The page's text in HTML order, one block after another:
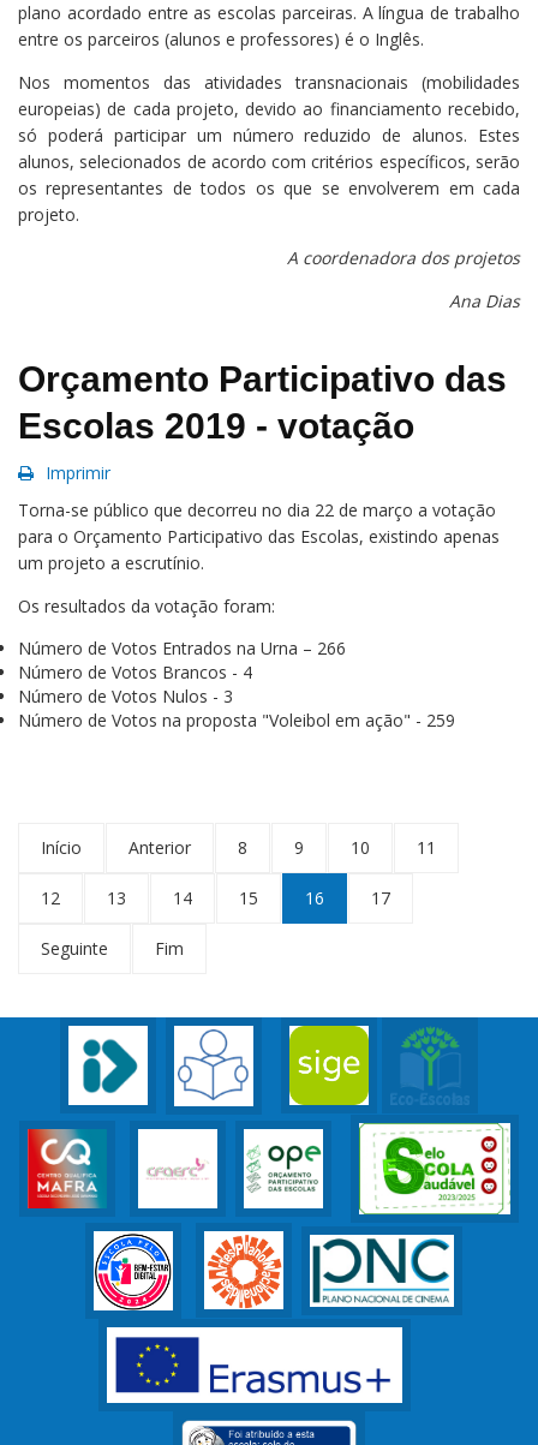
plano acordado entre as escolas parceiras. A língua de trabalho
entre os parceiros (alunos e professores) é o Inglês.
Nos momentos das atividades transnacionais (mobilidades
europeias) de cada projeto, devido ao financiamento recebido,
só poderá participar um número reduzido de alunos. Estes
alunos, selecionados de acordo com critérios específicos, serão
os representantes de todos os que se envolverem em cada
projeto.
A coordenadora dos projetos
Ana Dias
Orçamento Participativo das
Escolas 2019 - votação
Imprimir
Torna-se público que decorreu no dia 22 de março a votação
para o Orçamento Participativo das Escolas, existindo apenas
um projeto a escrutínio.
Os resultados da votação foram:
Número de Votos Entrados na Urna – 266
Número de Votos Brancos - 4
Número de Votos Nulos - 3
Número de Votos na proposta "Voleibol em ação" - 259
Início Anterior 8 9 10 11
12 13 14 15 16 17
Seguinte Fim